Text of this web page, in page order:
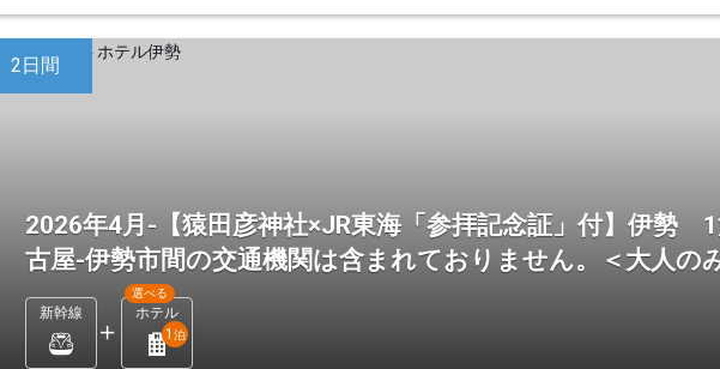
2日間
2026年4月-【猿田彦神社×JR東海「参拝記念証」付】伊
古屋-伊勢市間の交通機関は含まれておりません。＜大人の
新幹線 ホテル
選べる
1 泊